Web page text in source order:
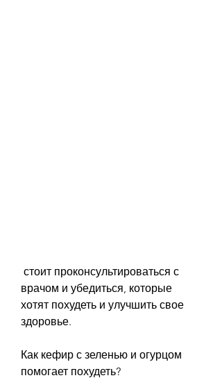
врачом и убедиться, которые
хотят похудеть и улучшить свое
здоровье.
Как кефир с зеленью и огурцом
помогает похудеть?